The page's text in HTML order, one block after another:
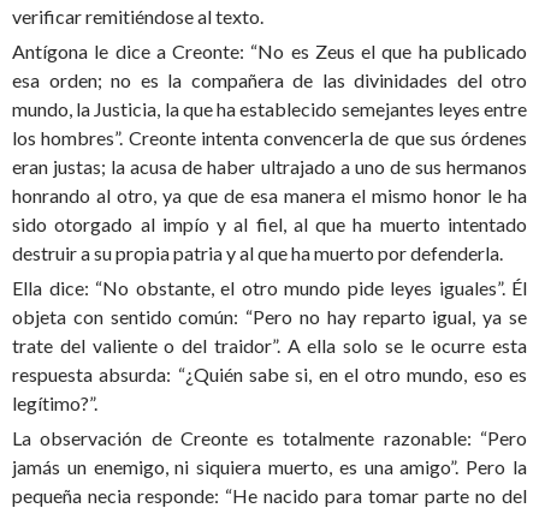
verificar remitiéndose al texto.
Antígona le dice a Creonte: “No es Zeus el que ha publicado
esa orden; no es la compañera de las divinidades del otro
mundo, la Justicia, la que ha establecido semejantes leyes entre
los hombres”. Creonte intenta convencerla de que sus órdenes
eran justas; la acusa de haber ultrajado a uno de sus hermanos
honrando al otro, ya que de esa manera el mismo honor le ha
sido otorgado al impío y al fiel, al que ha muerto intentado
destruir a su propia patria y al que ha muerto por defenderla.
Ella dice: “No obstante, el otro mundo pide leyes iguales”. Él
objeta con sentido común: “Pero no hay reparto igual, ya se
trate del valiente o del traidor”. A ella solo se le ocurre esta
respuesta absurda: “¿Quién sabe si, en el otro mundo, eso es
legítimo?”.
La observación de Creonte es totalmente razonable: “Pero
jamás un enemigo, ni siquiera muerto, es una amigo”. Pero la
pequeña necia responde: “He nacido para tomar parte no del